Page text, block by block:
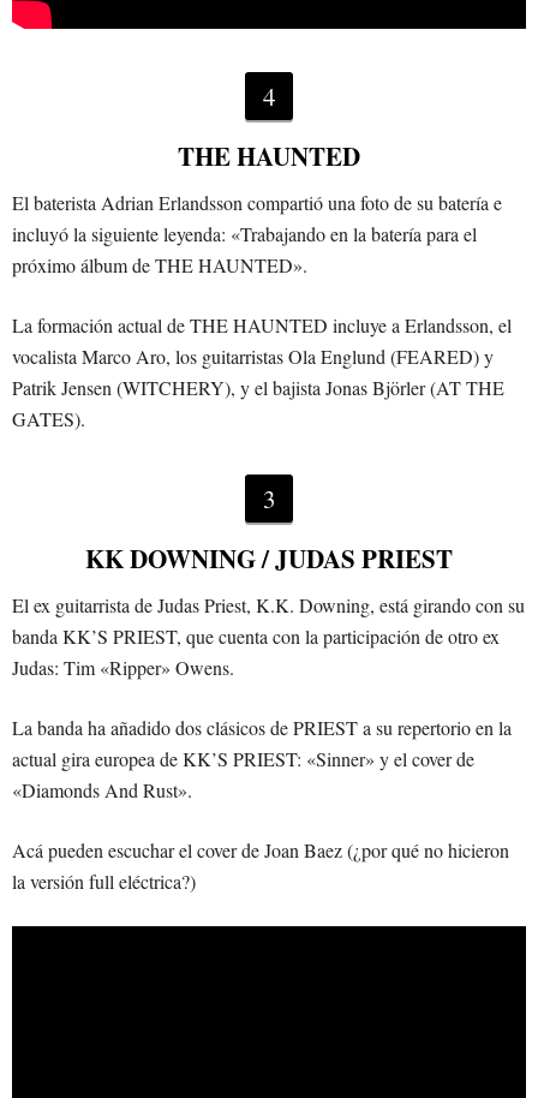
4
THE HAUNTED
El baterista Adrian Erlandsson compartió una foto de su batería e
incluyó la siguiente leyenda: «Trabajando en la batería para el
próximo álbum de THE HAUNTED».
La formación actual de THE HAUNTED incluye a Erlandsson, el
vocalista Marco Aro, los guitarristas Ola Englund (FEARED) y
Patrik Jensen (WITCHERY), y el bajista Jonas Björler (AT THE
GATES).
3
KK DOWNING / JUDAS PRIEST
El ex guitarrista de Judas Priest, K.K. Downing, está girando con su
banda KK’S PRIEST, que cuenta con la participación de otro ex
Judas: Tim «Ripper» Owens.
La banda ha añadido dos clásicos de PRIEST a su repertorio en la
actual gira europea de KK’S PRIEST: «Sinner» y el cover de
«Diamonds And Rust».
Acá pueden escuchar el cover de Joan Baez (¿por qué no hicieron
la versión full eléctrica?)